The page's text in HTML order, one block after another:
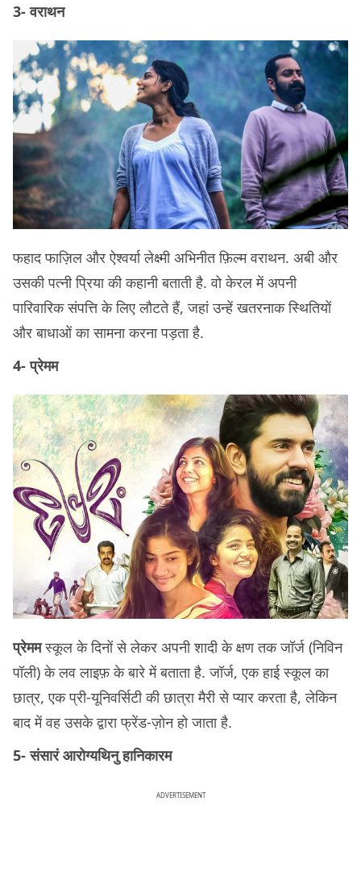
3- वराथन
फहाद फाज़िल और ऐश्वर्या लेक्ष्मी अभिनीत फ़िल्म वराथन. अबी और
उसकी पत्नी प्रिया की कहानी बताती है. वो केरल में अपनी
पारिवारिक संपत्ति के लिए लौटते हैं, जहां उन्हें खतरनाक स्थितियों
और बाधाओं का सामना करना पड़ता है.
4- प्रेमम
प्रेममस्कूल के दिनों से लेकर अपनी शादी के क्षण तक जॉर्ज (निविन
पॉली) के लव लाइफ़ के बारे में बताता है. जॉर्ज, एक हाई स्कूल का
छात्र, एक प्री-यूनिवर्सिटी की छात्रा मैरी से प्यार करता है, लेकिन
बाद में वह उसके द्वारा फ्रेंड-ज़ोन हो जाता है.
5- संसारं आरोग्यथिनु हानिकारम
ADVERTISEMENT